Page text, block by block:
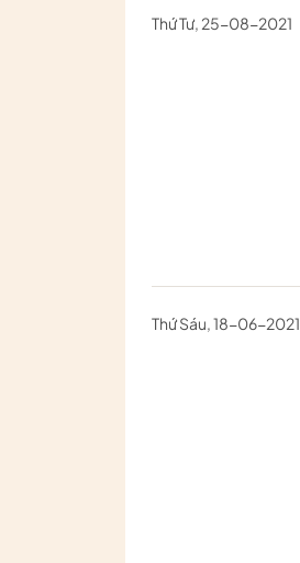
Thứ Tư, 25-08-2021
Thứ Sáu, 18-06-2021